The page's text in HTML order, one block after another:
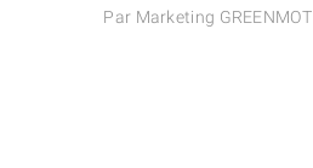
Par Marketing GREENMOT